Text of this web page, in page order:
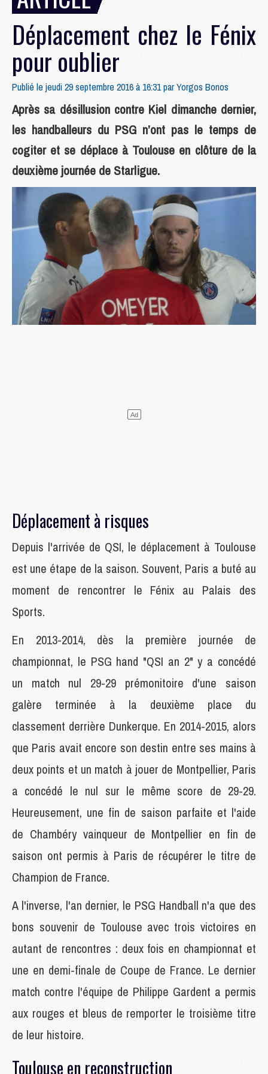
Déplacement chez le Fénix
pour oublier
Publié le jeudi 29 septembre 2016 à 16:31 parYorgos Bonos
Après sa désillusion contre Kiel dimanche dernier,
les handballeurs du PSG n’ont pas le temps de
cogiter et se déplace à Toulouse en clôture de la
deuxième journée de Starligue.
Déplacement à risques
Depuis l'arrivée de QSI, le déplacement à Toulouse
est une étape de la saison. Souvent, Paris a buté au
moment de rencontrer le Fénix au Palais des
Sports.
En 2013-2014, dès la première journée de
championnat, le PSG hand "QSI an 2" y a concédé
un match nul 29-29 prémonitoire d'une saison
galère terminée à la deuxième place du
classement derrière Dunkerque. En 2014-2015, alors
que Paris avait encore son destin entre ses mains à
deux points et un match à jouer de Montpellier, Paris
a concédé le nul sur le même score de 29-29.
Heureusement, une fin de saison parfaite et l'aide
de Chambéry vainqueur de Montpellier en fin de
saison ont permis à Paris de récupérer le titre de
Champion de France.
A l'inverse, l'an dernier, le PSG Handball n'a que des
bons souvenir de Toulouse avec trois victoires en
autant de rencontres : deux fois en championnat et
une en demi-finale de Coupe de France. Le dernier
match contre l'équipe de Philippe Gardent a permis
aux rouges et bleus de remporter le troisième titre
de leur histoire.
Toulouse en reconstruction